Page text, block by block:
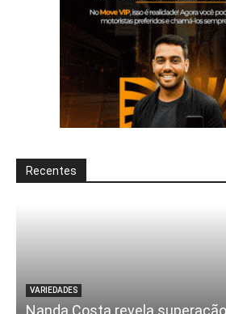
Recentes
VARIEDADES